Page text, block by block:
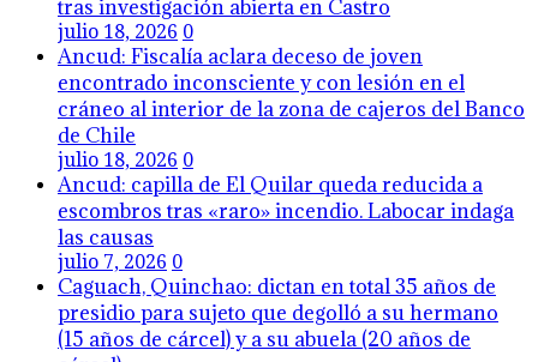
tras investigación abierta en Castro
julio 18, 2026 0
Ancud: Fiscalía aclara deceso de joven
encontrado inconsciente y con lesión en el
cráneo al interior de la zona de cajeros del Banco
de Chile
julio 18, 2026 0
Ancud: capilla de El Quilar queda reducida a
escombros tras «raro» incendio. Labocar indaga
las causas
julio 7, 2026 0
Caguach, Quinchao: dictan en total 35 años de
presidio para sujeto que degolló a su hermano
(15 años de cárcel) y a su abuela (20 años de